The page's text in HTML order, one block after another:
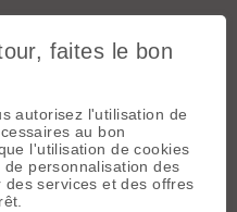
Le 14/05/2008 21:06
la vidéo de l'Encoula... La
une version en plus petite
faites le bon
autorisez l'utilisation de
au bon
l'utilisation de cookies
personnalisation des
services et des offres